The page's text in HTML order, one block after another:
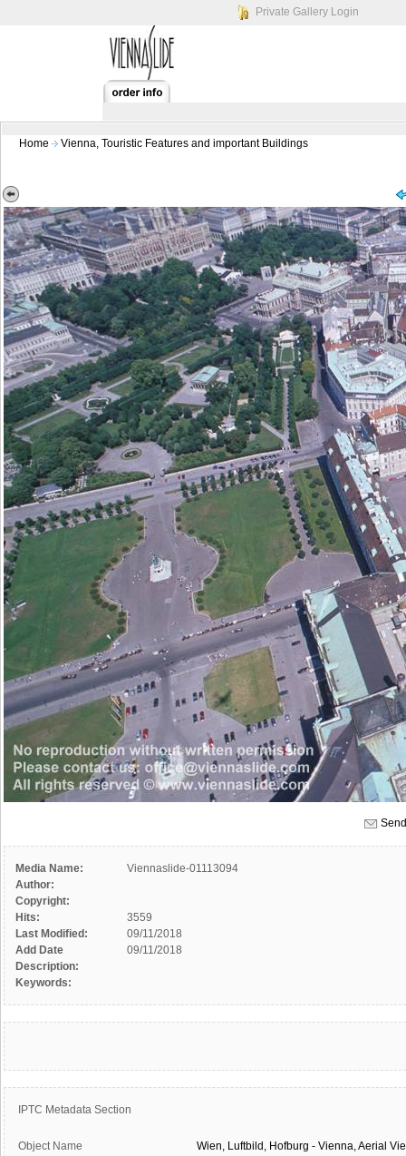
Private Gallery Login
Home Vienna, Touristic Features and important Buildings
Media Name:
Viennaslide-01113094
Author:
Copyright:
Hits:
3559
Last Modified:
09/11/2018
Add Date
09/11/2018
Description:
Keywords:
IPTC Metadata Section
Object Name Wien, Luftbild, Hofburg - Vienna,Aerial